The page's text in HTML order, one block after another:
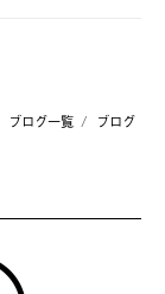
ブログ一覧 ブログ